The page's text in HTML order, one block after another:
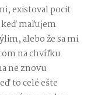
existoval pocit
maľujem
alebo že sa mi
na chvíľku
ne znovu
to celé ešte